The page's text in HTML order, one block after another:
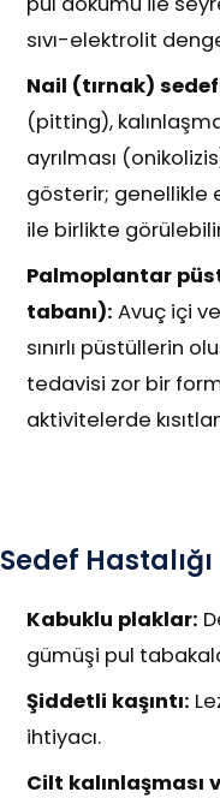
sıvı-elektrolit
Nail (tırnak)
(pitting),
ayrılması
gösterir;
ile birlikte
Palmoplantar
tabanı): Avuç içi
sınırlı püstüllerin
tedavisi zor bir
aktivitelerde
Sedef
Kabuklu plaklar:
gümüşi pul
Şiddetli kaşıntı:
ihtiyacı.
Cilt kalınlaşması